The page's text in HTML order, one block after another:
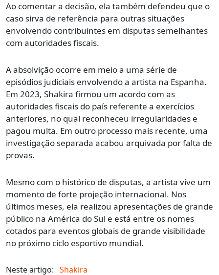
Ao comentar a decisão, ela também defendeu que o
caso sirva de referência para outras situações
envolvendo contribuintes em disputas semelhantes
com autoridades fiscais.
A absolvição ocorre em meio a uma série de
episódios judiciais envolvendo a artista na Espanha.
Em 2023, Shakira firmou um acordo com as
autoridades fiscais do país referente a exercícios
anteriores, no qual reconheceu irregularidades e
pagou multa. Em outro processo mais recente, uma
investigação separada acabou arquivada por falta de
provas.
Mesmo com o histórico de disputas, a artista vive um
momento de forte projeção internacional. Nos
últimos meses, ela realizou apresentações de grande
público na América do Sul e está entre os nomes
cotados para eventos globais de grande visibilidade
no próximo ciclo esportivo mundial.
Neste artigo: Shakira